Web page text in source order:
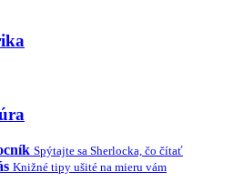
Spýtajte sa Sherlocka, čo čítať
Knižné tipy ušité na mieru vám